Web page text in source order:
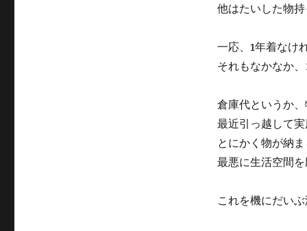
他はたいした物持
一応、1年着なけ
それもなかなか、
倉庫代というか
最近引っ越して実
とにかく物が納ま
最悪に生活空間を
これを機にだい